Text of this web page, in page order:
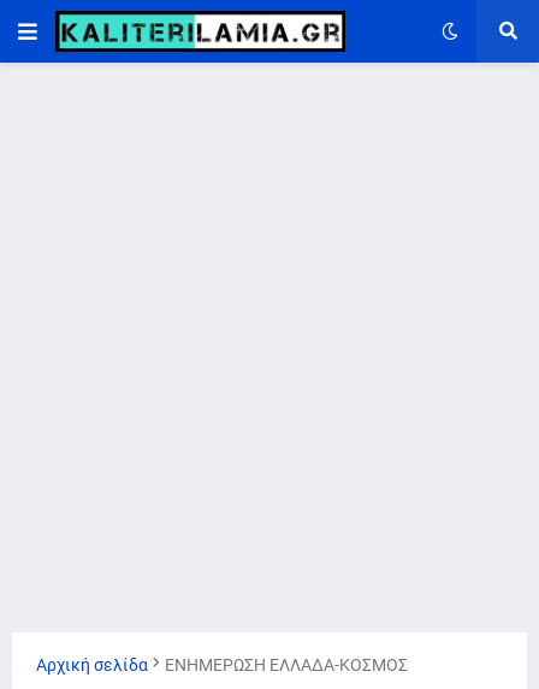
Αρχική σελίδα ΕΝΗΜΕΡΩΣΗ ΕΛΛΑΔΑ-ΚΟΣΜΟΣ